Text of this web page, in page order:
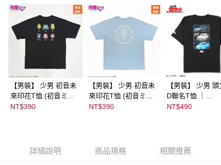
付款後7-11取貨
每筆NT$80，滿NT$1,500(含以上)免運費
宅配
每筆NT$80，滿NT$1,500(含以上)免運費
【男裝】 少男 初音未
來印花T恤 (初音ミク)
｜
NT$390
【男裝】 少男 初音未
來印花T恤 (初音ミク)
｜
NT$390
【男裝】 少男
D聯名T恤 ｜
NT$490
詳細說明 商品規格 相關推薦